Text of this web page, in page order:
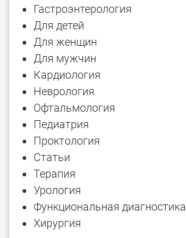
Гастроэнтерология
Для детей
Для женщин
Для мужчин
Кардиология
Неврология
Офтальмология
Педиатрия
Проктология
Статьи
Терапия
Урология
Функциональная диагностика
Хирургия